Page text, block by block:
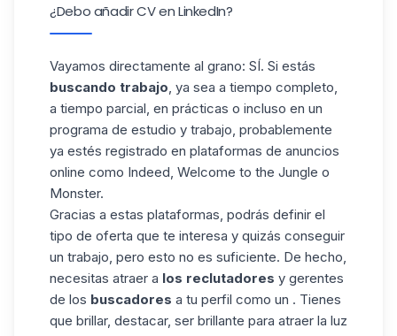
¿Debo añadir CV en LinkedIn?
Vayamos directamente al grano: SÍ. Si estás
buscando trabajo , ya sea a tiempo completo,
a tiempo parcial, en prácticas o incluso en un
programa de estudio y trabajo, probablemente
ya estés registrado en plataformas de anuncios
online como Indeed, Welcome to the Jungle o
Monster.
Gracias a estas plataformas, podrás definir el
tipo de oferta que te interesa y quizás conseguir
un trabajo, pero esto no es suficiente. De hecho,
necesitas atraer a los reclutadores y gerentes
de los buscadores a tu perfil como un . Tienes
que brillar, destacar, ser brillante para atraer la luz